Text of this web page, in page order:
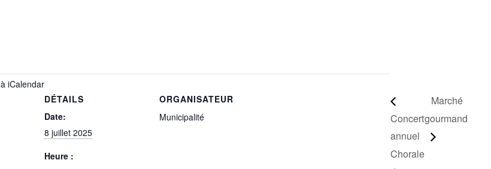
iCalendar
DÉTAILS
Date:
8 juillet 2025
Heure :
ORGANISATEUR
Municipalité
Concert
annuel
Chorale
Marché
gourmand